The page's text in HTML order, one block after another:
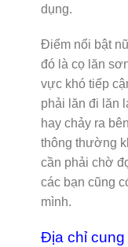
dụng.
Điểm nổi bật
đó là cọ lăn
vực khó tiếp
phải lăn đi lăn
hay chảy ra
thông thường
cần phải chờ
các bạn cũng
mình.
Địa chỉ cung